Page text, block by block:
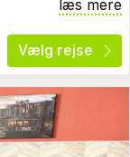
læs mere
Vælg rejse